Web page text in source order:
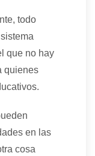
todo
que no hay
quienes
en las
cosa